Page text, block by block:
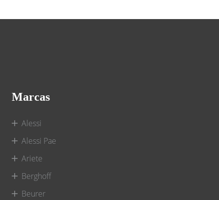
Marcas
Alessi
Alessi Pae
Ariete
Berghoff
Beurer